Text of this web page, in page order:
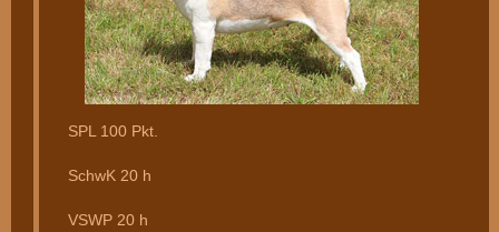
SPL 100 Pkt.
SchwK 20 h
VSWP 20 h